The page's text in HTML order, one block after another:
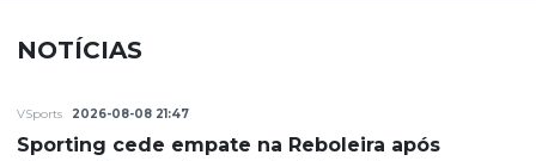
NOTÍCIAS
VSports 2026-08-08 21:47
Sporting cede empate na Reboleira após